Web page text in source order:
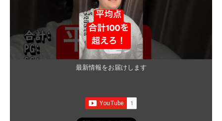
最新情報をお届けします